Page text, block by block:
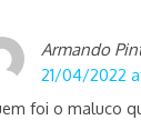
Armando
21/04/2022
foi o maluco